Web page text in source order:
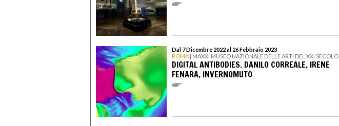
Dal 7 Dicembre 2022 al 26 Febbraio 2023
ROMA | MAXXI MUSEO NAZIONALE DELLE ARTI DEL XXI SECOLO
DIGITAL ANTIBODIES. DANILO CORREALE, IRENE
FENARA, INVERNOMUTO